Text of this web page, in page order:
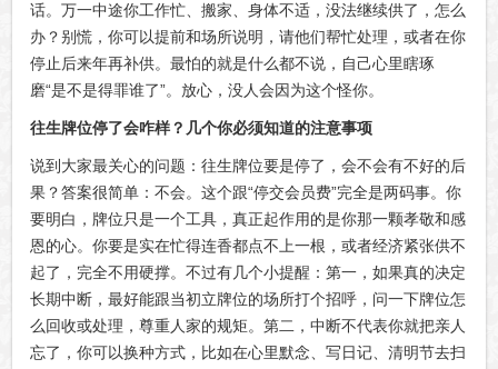
话。万一中途你工作忙、搬家、身体不适，没法继续供了，怎么
办？别慌，你可以提前和场所说明，请他们帮忙处理，或者在你
停止后来年再补供。最怕的就是什么都不说，自己心里瞎琢
磨“是不是得罪谁了”。放心，没人会因为这个怪你。
往生牌位停了会咋样？几个你必须知道的注意事项
说到大家最关心的问题：往生牌位要是停了，会不会有不好的后
果？答案很简单：不会。这个跟“停交会员费”完全是两码事。你
要明白，牌位只是一个工具，真正起作用的是你那一颗孝敬和感
恩的心。你要是实在忙得连香都点不上一根，或者经济紧张供不
起了，完全不用硬撑。不过有几个小提醒：第一，如果真的决定
长期中断，最好能跟当初立牌位的场所打个招呼，问一下牌位怎
么回收或处理，尊重人家的规矩。第二，中断不代表你就把亲人
忘了，你可以换种方式，比如在心里默念、写日记、清明节去扫